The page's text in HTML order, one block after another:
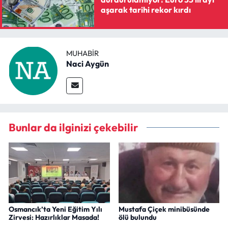
aşarak tarihi rekor kırdı
MUHABIR
Naci Aygün
Bunlar da ilginizi çekebilir
Osmancık’ta Yeni Eğitim Yılı
Zirvesi: Hazırlıklar Masada!
Mustafa Çiçek minibüsünde
ölü bulundu